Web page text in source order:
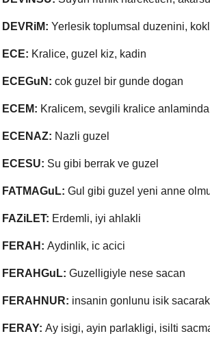
DEVRiM: Yerlesik toplumsal duzenini,
ECE: Kralice, guzel kiz, kadin
ECEGuN: cok guzel bir gunde dogan
ECEM: Kralicem, sevgili kralice anlaminda
ECENAZ: Nazli guzel
ECESU: Su gibi berrak ve guzel
FATMAGuL: Gul gibi guzel yeni anne
FAZiLET: Erdemli, iyi ahlakli
FERAH: Aydinlik, ic acici
FERAHGuL: Guzelligiyle nese sacan
FERAHNUR: insanin gonlunu isik
FERAY: Ay isigi, ayin parlakligi, isilti